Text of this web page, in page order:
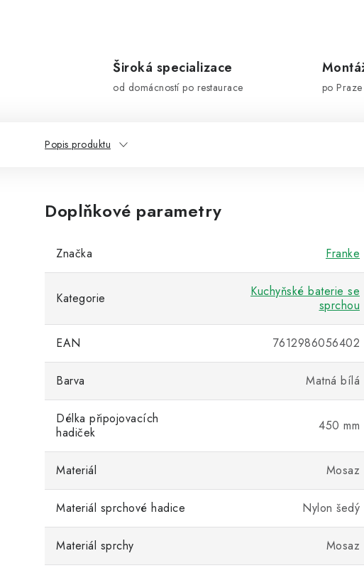
Široká specializace
od domácností po restaurace po
Popis produktu
Doplňkové parametry
Značka Franke
Kategorie
Kuchyňské baterie se
sprchou
EAN 7612986056402
Barva Matná bílá
Délka připojovacích
hadiček
450 mm
Materiál Mosaz
Materiál sprchové hadice Nylon šedý
Materiál sprchy Mosaz